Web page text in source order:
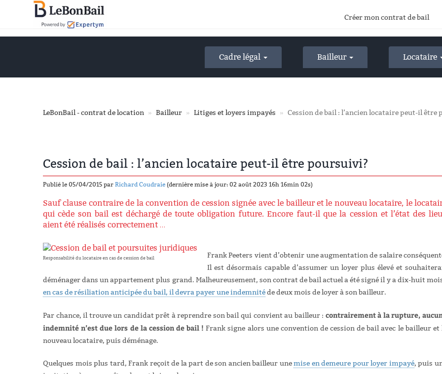
Créer mon contrat de bail
Cadre légal Bailleur Locataire
LeBonBail - contrat de location Bailleur Litiges et loyers impayés Cession de bail : l’ancien locataire peut-il être
Cession de bail : l’ancien locataire peut-il être poursuivi?
Publié le 05/04/2015 par Richard Coudraie (dernière mise à jour: 02 août 2023 16h 16min 02s)
Sauf clause contraire de la convention de cession signée avec le bailleur et le nouveau locataire, le
qui cède son bail est déchargé de toute obligation future. Encore faut-il que la cession et l’état des
aient été réalisés correctement …
Responsabilité du locataire en cas de cession de bail
Frank Peeters vient d’obtenir une augmentation de salaire
Il est désormais capable d’assumer un loyer plus élevé et
déménager dans un appartement plus grand. Malheureusement, son contrat de bail actuel a été signé il y a dix-huit
en cas de résiliation anticipée du bail, il devra payer une indemnitéde deux mois de loyer à son bailleur.
Par chance, il trouve un candidat prêt à reprendre son bail qui convient au bailleur : contrairement à la rupture,
indemnité n’est due lors de la cession de bail ! Frank signe alors une convention de cession de bail avec le bailleur et
nouveau locataire, puis déménage.
Quelques mois plus tard, Frank reçoit de la part de son ancien bailleur unemise en demeure pour loyer impayé, puis